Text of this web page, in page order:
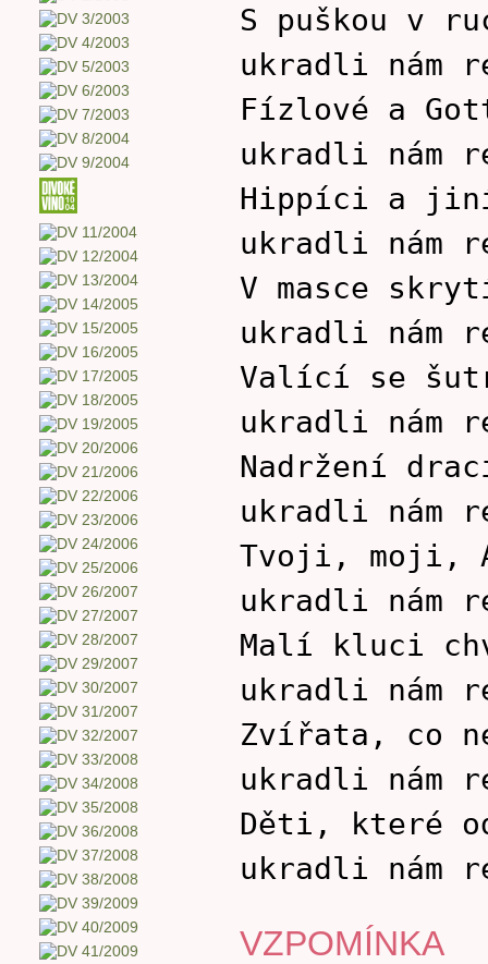
S puškou v
ukradli nám
Fízlové a
ukradli nám
Hippíci a jiní
ukradli nám
V masce
ukradli nám
Valící se
ukradli nám
Nadržení
ukradli nám
Tvoji, moji,
ukradli nám
Malí kluci
ukradli nám
Zvířata, co
ukradli nám
Děti, které
ukradli nám
VZPOMÍNKA